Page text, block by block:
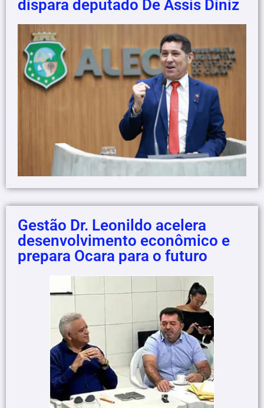
dispara deputado De Assis Diniz
Gestão Dr. Leonildo acelera
desenvolvimento econômico e
prepara Ocara para o futuro